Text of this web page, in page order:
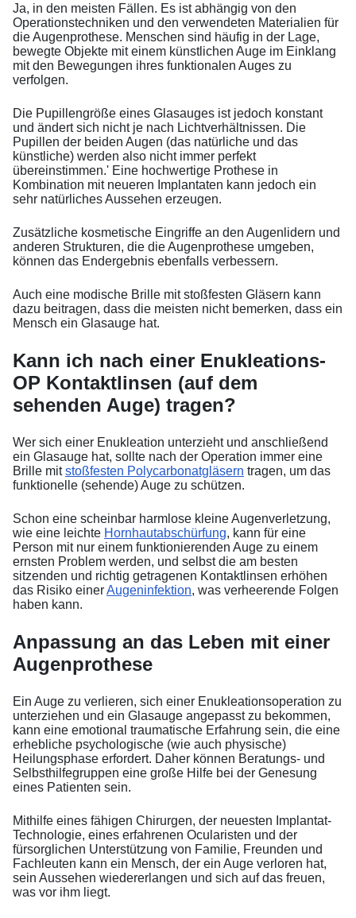
Ja, in den meisten Fällen. Es ist abhängig von den
Operationstechniken und den verwendeten Materialien für
die Augenprothese. Menschen sind häufig in der Lage,
bewegte Objekte mit einem künstlichen Auge im Einklang
mit den Bewegungen ihres funktionalen Auges zu
verfolgen.
Die Pupillengröße eines Glasauges ist jedoch konstant
und ändert sich nicht je nach Lichtverhältnissen. Die
Pupillen der beiden Augen (das natürliche und das
künstliche) werden also nicht immer perfekt
übereinstimmen.' Eine hochwertige Prothese in
Kombination mit neueren Implantaten kann jedoch ein
sehr natürliches Aussehen erzeugen.
Zusätzliche kosmetische Eingriffe an den Augenlidern und
anderen Strukturen, die die Augenprothese umgeben,
können das Endergebnis ebenfalls verbessern.
Auch eine modische Brille mit stoßfesten Gläsern kann
dazu beitragen, dass die meisten nicht bemerken, dass ein
Mensch ein Glasauge hat.
Kann ich nach einer Enukleations-
OP Kontaktlinsen (auf dem
sehenden Auge) tragen?
Wer sich einer Enukleation unterzieht und anschließend
ein Glasauge hat, sollte nach der Operation immer eine
Brille mitstoßfesten Polycarbonatgläsern tragen, um das
funktionelle (sehende) Auge zu schützen.
Schon eine scheinbar harmlose kleine Augenverletzung,
wie eine leichte Hornhautabschürfung, kann für eine
Person mit nur einem funktionierenden Auge zu einem
ernsten Problem werden, und selbst die am besten
sitzenden und richtig getragenen Kontaktlinsen erhöhen
das Risiko einerAugeninfektion, was verheerende Folgen
haben kann.
Anpassung an das Leben mit einer
Augenprothese
Ein Auge zu verlieren, sich einer Enukleationsoperation zu
unterziehen und ein Glasauge angepasst zu bekommen,
kann eine emotional traumatische Erfahrung sein, die eine
erhebliche psychologische (wie auch physische)
Heilungsphase erfordert. Daher können Beratungs- und
Selbsthilfegruppen eine große Hilfe bei der Genesung
eines Patienten sein.
Mithilfe eines fähigen Chirurgen, der neuesten Implantat-
Technologie, eines erfahrenen Ocularisten und der
fürsorglichen Unterstützung von Familie, Freunden und
Fachleuten kann ein Mensch, der ein Auge verloren hat,
sein Aussehen wiedererlangen und sich auf das freuen,
was vor ihm liegt.